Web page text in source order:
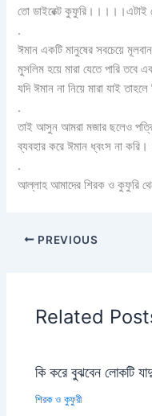
তো ডাইরেক্ট কুফুরি।।।।।এটাই
.
ঈমান একটি মানুষের সবচেয়ে
মুসলিম হয়ে মারা যেতে পারি
যদি ঈমান না নিয়ে মারা যাই
.
তাই আসুন আমরা মজার ছলেও
ব্যবহার করে ঈমান ধ্বংস না
.
আল্লাহ আমাদের শিরক ও কুফুরি
PREVIOUS
Related
কি করে বুঝবেন লোকটি
শিরক ও কুফুরী